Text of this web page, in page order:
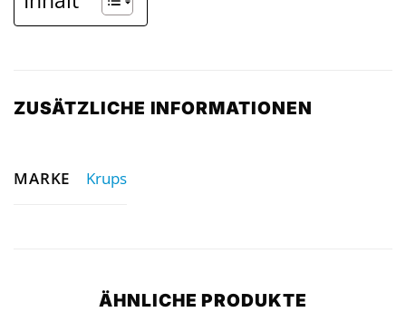
ZUSÄTZLICHE INFORMATIONEN
MARKE Krups
ÄHNLICHE PRODUKTE